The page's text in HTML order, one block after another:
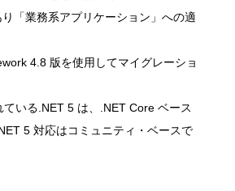
「業務系アプリケーション」への適
4.8 版を使用してマイグレーショ
いる.NET 5 は、.NET Core ベース
5 対応はコミュニティ・ベースで